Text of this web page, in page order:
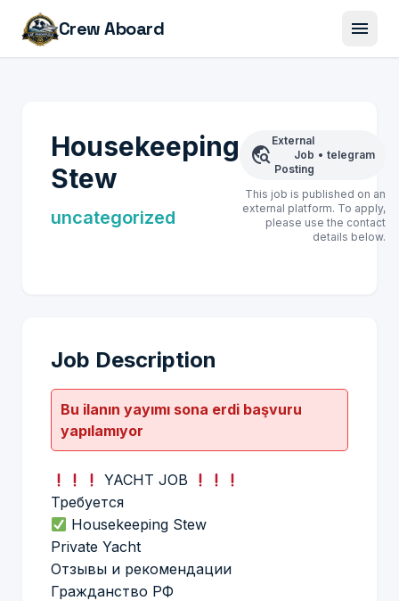
Crew Aboard menu
Housekeeping
Stew
uncategorized
travel_explore
External
Job
Posting
• telegram
This job is published on an
external platform. To apply,
please use the contact
details below.
Job Description
Bu ilanın yayımı sona erdi başvuru
yapılamıyor
YACHT JOB
Требуется
Housekeeping Stew
Private Yacht
Отзывы и рекомендации
Гражданство РФ